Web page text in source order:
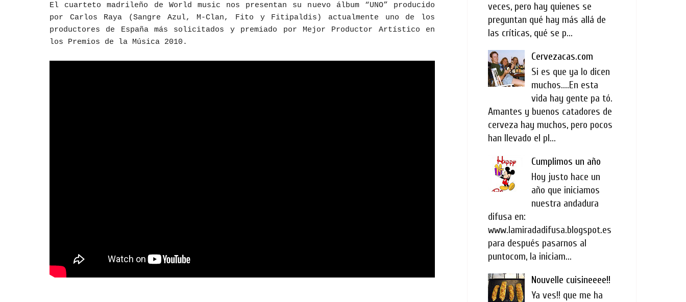
El cuarteto madrileño de World music nos presentan su nuevo álbum “UNO” producido
por Carlos Raya (Sangre Azul, M-Clan, Fito y Fitipaldis) actualmente uno de los
productores de España más solicitados y premiado por Mejor Productor Artístico en
los Premios de la Música 2010.
veces, pero hay quienes se
preguntan qué hay más allá de
las críticas, qué se p...
Cervezacas.com
Si es que ya lo dicen
muchos....En esta
vida hay gente pa tó.
Amantes y buenos catadores de
cerveza hay muchos, pero pocos
han llevado el pl...
Cumplimos un año
Hoy justo hace un
año que iniciamos
nuestra andadura
difusa en:
www.lamiradadifusa.blogspot.es
para después pasarnos al
puntocom, la iniciam...
Nouvelle cuisineeee!!
Ya ves!! que me ha